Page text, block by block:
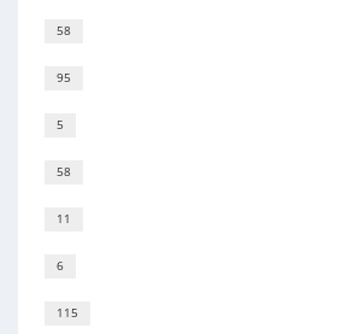
58
95
5
58
11
6
115